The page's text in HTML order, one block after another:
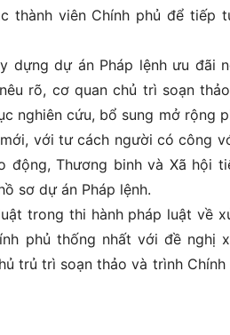
viên Chính phủ để tiếp
dựng dự án Pháp lệnh ưu đãi
rõ, cơ quan chủ trì soạn
nghiên cứu, bổ sung mở rộng
với tư cách người có công
động, Thương binh và Xã hội
sơ dự án Pháp lệnh.
trong thi hành pháp luật về
phủ thống nhất với đề nghị
trủ trì soạn thảo và trình